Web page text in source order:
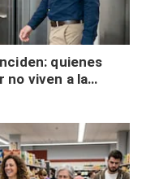
quienes
no viven a la